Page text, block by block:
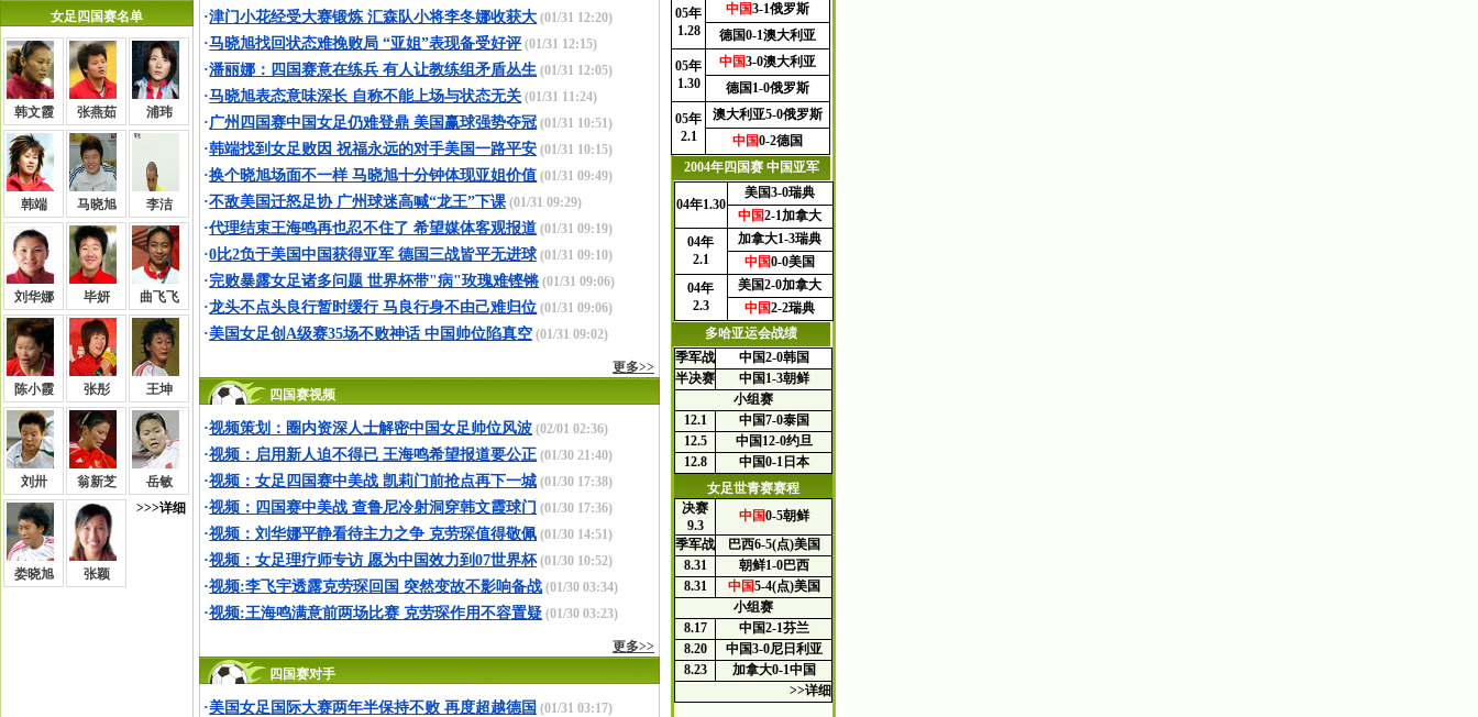
女足四国赛名单
韩文霞 张燕茹 浦玮
韩端 马晓旭 李洁
刘华娜 毕妍 曲飞飞
陈小霞 张彤 王坤
刘卅 翁新芝 岳敏
娄晓旭 张颖
>>>详细
·津门小花经受大赛锻炼 汇森队小将李冬娜收获大 (01/31 12:20)
·马晓旭找回状态难挽败局 “亚姐”表现备受好评(01/31 12:15)
·潘丽娜：四国赛意在练兵 有人让教练组矛盾丛生 (01/31 12:05)
·马晓旭表态意味深长 自称不能上场与状态无关 (01/31 11:24)
·广州四国赛中国女足仍难登鼎 美国赢球强势夺冠 (01/31 10:51)
·韩端找到女足败因 祝福永远的对手美国一路平安 (01/31 10:15)
·换个晓旭场面不一样 马晓旭十分钟体现亚姐价值 (01/31 09:49)
·不敌美国迁怒足协 广州球迷高喊“龙王”下课(01/31 09:29)
·代理结束王海鸣再也忍不住了 希望媒体客观报道 (01/31 09:19)
·0比2负于美国中国获得亚军 德国三战皆平无进球(01/31 09:10)
·完败暴露女足诸多问题 世界杯带"病"玫瑰难铿锵 (01/31 09:06)
·龙头不点头良行暂时缓行 马良行身不由己难归位 (01/31 09:06)
·美国女足创A级赛35场不败神话 中国帅位陷真空 (01/31 09:02)
更多>>
四国赛视频
·视频策划：圈内资深人士解密中国女足帅位风波 (02/01 02:36)
·视频：启用新人迫不得已 王海鸣希望报道要公正 (01/30 21:40)
·视频：女足四国赛中美战 凯莉门前抢点再下一城 (01/30 17:38)
·视频：四国赛中美战 查鲁尼冷射洞穿韩文霞球门 (01/30 17:36)
·视频：刘华娜平静看待主力之争 克劳琛值得敬佩 (01/30 14:51)
·视频：女足理疗师专访 愿为中国效力到07世界杯(01/30 10:52)
·视频:李飞宇透露克劳琛回国 突然变故不影响备战 (01/30 03:34)
·视频:王海鸣满意前两场比赛 克劳琛作用不容置疑 (01/30 03:23)
更多>>
四国赛对手
·美国女足国际大赛两年半保持不败 再度超越德国 (01/31 03:17)
05年
1.28
中国3-1俄罗斯
德国0-1澳大利亚
05年
1.30
中国3-0澳大利亚
德国 1-0俄罗斯
05年
2.1
澳大利亚5-0俄罗斯
中国0-2德国
2004年四国赛 中国亚军
04年1.30
美国3-0瑞典
中国2-1加拿大
04年
2.1
加拿大1-3瑞典
中国0-0美国
04年
2.3
美国2-0加拿大
中国2-2瑞典
多哈亚运会战绩
季军战
中国2-0韩国
半决赛
中国 1-3朝鲜
小组赛
12.1
中国7-0泰国
12.5
中国 12-0约旦
12.8
中国0-1日本
女足世青赛赛程
决赛
9.3
中国0-5朝鲜
季军战
巴西6-5(点)美国
8.31
朝鲜1-0巴西
8.31
中国5-4(点)美国
小组赛
8.17
中国2-1芬兰
8.20
中国3-0尼日利亚
8.23
加拿大0-1中国
>>详细